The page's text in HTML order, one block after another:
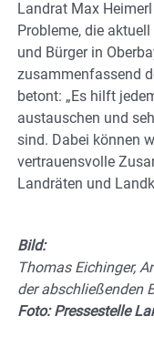
Landrat Max
Probleme, die
und Bürger in
zusammenfassend
betont: „Es hilft
austauschen und
sind. Dabei können
vertrauensvolle
Landräten und
Bild:
Thomas Eichinger,
der abschließenden
Foto: Pressestelle